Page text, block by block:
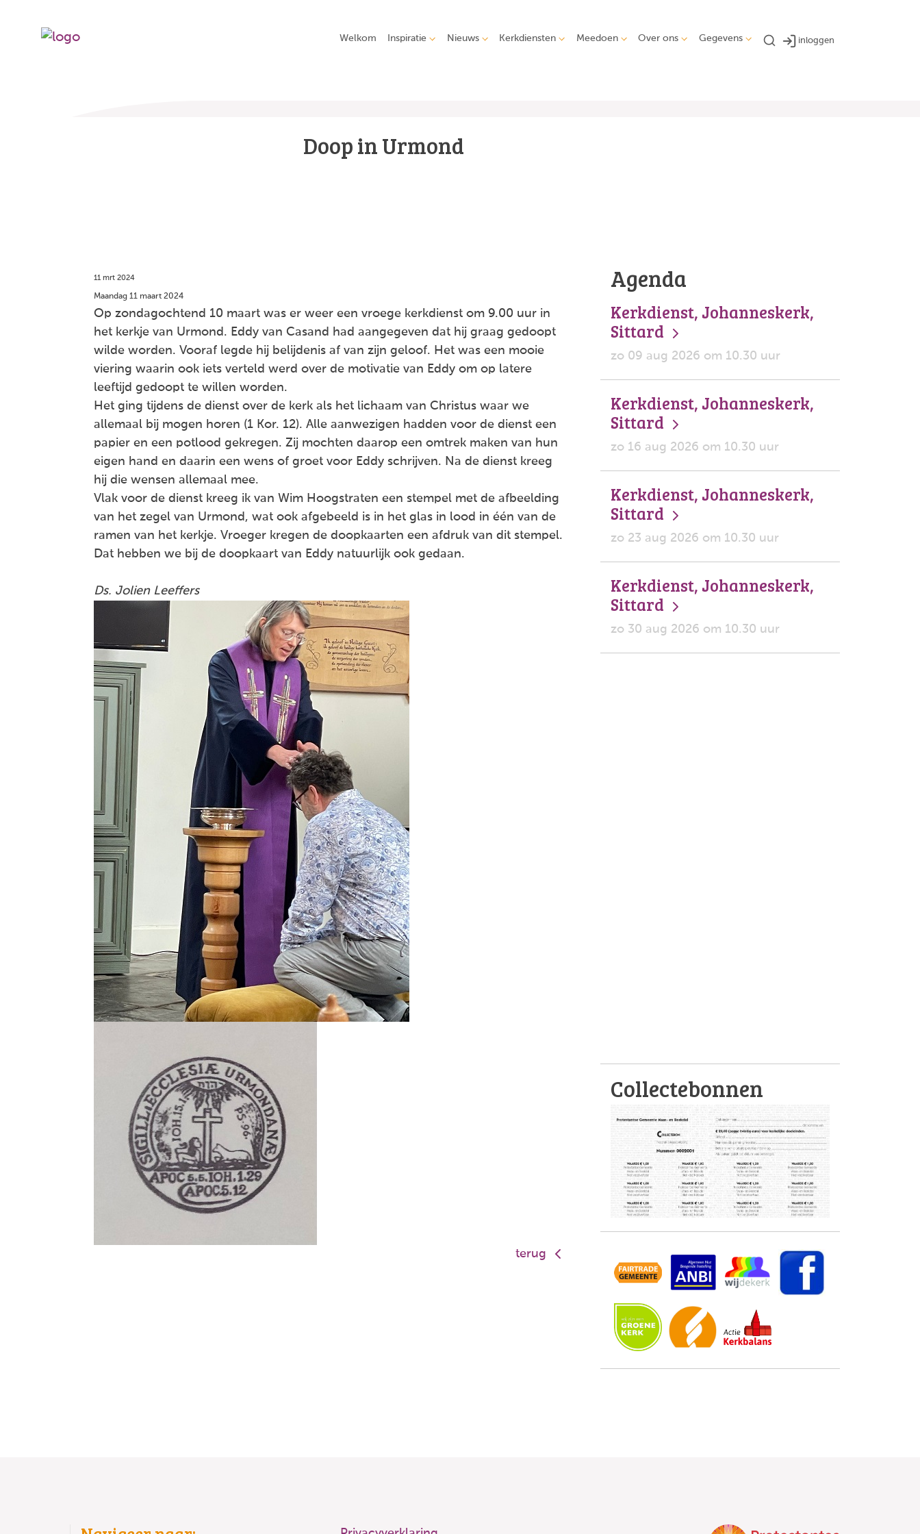
Welkom Inspiratie Nieuws Kerkdiensten Meedoen Over ons Gegevens inloggen
Doop in Urmond
11 mrt 2024
Maandag 11 maart 2024
Op zondagochtend 10 maart was er weer een vroege kerkdienst om 9.00 uur in
het kerkje van Urmond. Eddy van Casand had aangegeven dat hij graag gedoopt
wilde worden. Vooraf legde hij belijdenis af van zijn geloof. Het was een mooie
viering waarin ook iets verteld werd over de motivatie van Eddy om op latere
leeftijd gedoopt te willen worden.
Het ging tijdens de dienst over de kerk als het lichaam van Christus waar we
allemaal bij mogen horen (1 Kor. 12). Alle aanwezigen hadden voor de dienst een
papier en een potlood gekregen. Zij mochten daarop een omtrek maken van hun
eigen hand en daarin een wens of groet voor Eddy schrijven. Na de dienst kreeg
hij die wensen allemaal mee.
Vlak voor de dienst kreeg ik van Wim Hoogstraten een stempel met de afbeelding
van het zegel van Urmond, wat ook afgebeeld is in het glas in lood in één van de
ramen van het kerkje. Vroeger kregen de doopkaarten een afdruk van dit stempel.
Dat hebben we bij de doopkaart van Eddy natuurlijk ook gedaan.
Ds. Jolien Leeffers
terug
Agenda
Kerkdienst, Johanneskerk,
Sittard
zo 09 aug 2026 om 10.30 uur
Kerkdienst, Johanneskerk,
Sittard
zo 16 aug 2026 om 10.30 uur
Kerkdienst, Johanneskerk,
Sittard
zo 23 aug 2026 om 10.30 uur
Kerkdienst, Johanneskerk,
Sittard
zo 30 aug 2026 om 10.30 uur
Collectebonnen